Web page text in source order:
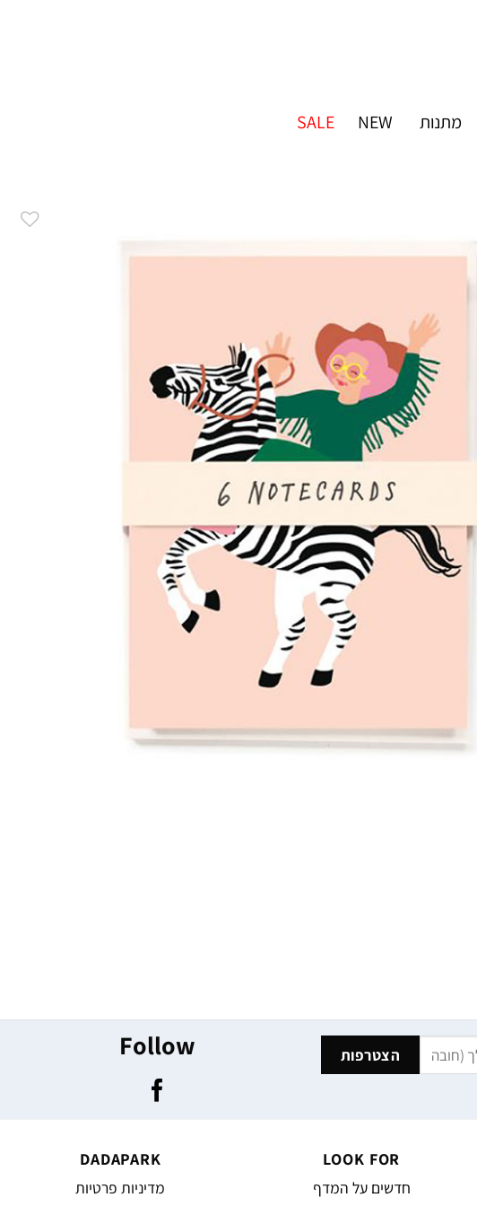
מתנות NEW
SALE
Follow
LOOK FOR
חדשים על המדף
DADAPARK
מדיניות פרטיות